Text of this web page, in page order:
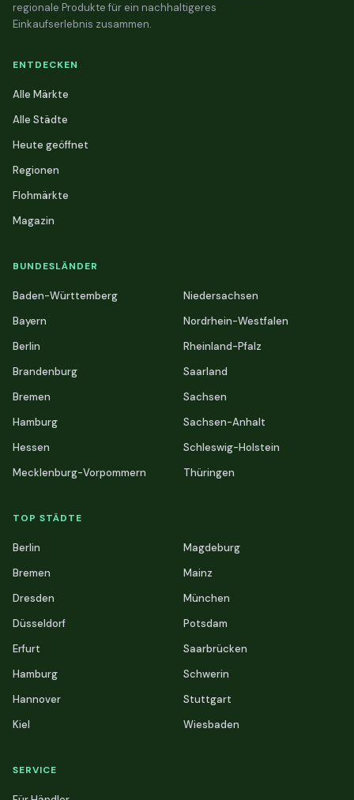
regionale Produkte für ein nachhaltigeres
Einkaufserlebnis zusammen.
ENTDECKEN
Alle Märkte
Alle Städte
Heute geöffnet
Regionen
Flohmärkte
Magazin
BUNDESLÄNDER
Baden-Württemberg
Bayern
Berlin
Brandenburg
Bremen
Hamburg
Hessen
Mecklenburg-Vorpommern
Niedersachsen
Nordrhein-Westfalen
Rheinland-Pfalz
Saarland
Sachsen
Sachsen-Anhalt
Schleswig-Holstein
Thüringen
TOP STÄDTE
Berlin
Bremen
Dresden
Düsseldorf
Erfurt
Hamburg
Hannover
Kiel
Magdeburg
Mainz
München
Potsdam
Saarbrücken
Schwerin
Stuttgart
Wiesbaden
SERVICE